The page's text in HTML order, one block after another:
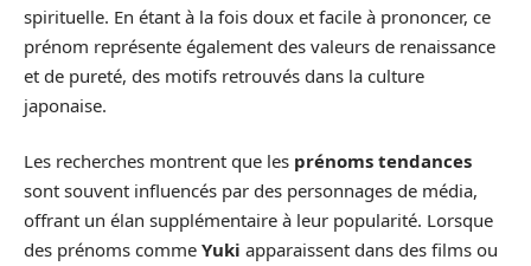
spirituelle. En étant à la fois doux et facile à prononcer, ce
prénom représente également des valeurs de renaissance
et de pureté, des motifs retrouvés dans la culture
japonaise.
Les recherches montrent que les prénoms tendances
sont souvent influencés par des personnages de média,
offrant un élan supplémentaire à leur popularité. Lorsque
des prénoms comme Yuki apparaissent dans des films ou